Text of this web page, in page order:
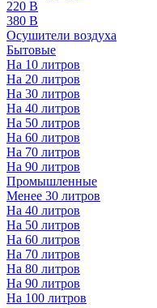
220 В
380 В
Осушители воздуха
Бытовые
На 10 литров
На 20 литров
На 30 литров
На 40 литров
На 50 литров
На 60 литров
На 70 литров
На 90 литров
Промышленные
Менее 30 литров
На 40 литров
На 50 литров
На 60 литров
На 70 литров
На 80 литров
На 90 литров
На 100 литров